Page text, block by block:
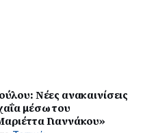
Νέες ανακαινίσεις
μέσω του
Γιαννάκου»